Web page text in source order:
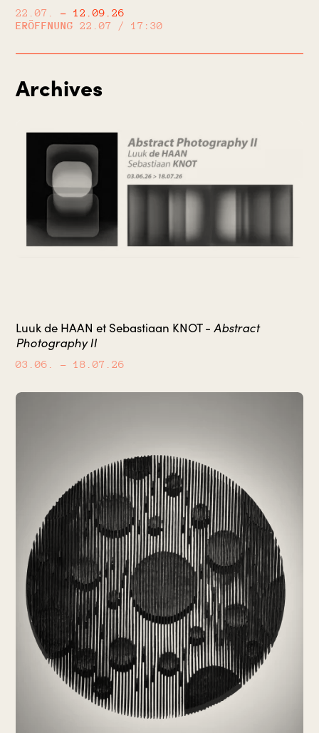
22.07.
– 12.09.26
ERÖFFNUNG
22.07 / 17:30
Archives
Luuk de HAAN et Sebastiaan KNOT -Abstract
Photography II
03.06. – 18.07.26